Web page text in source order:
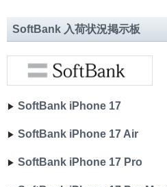
SoftBank 入荷状況掲示板
▶︎ SoftBank iPhone 17
▶︎ SoftBank iPhone 17 Air
▶︎ SoftBank iPhone 17 Pro